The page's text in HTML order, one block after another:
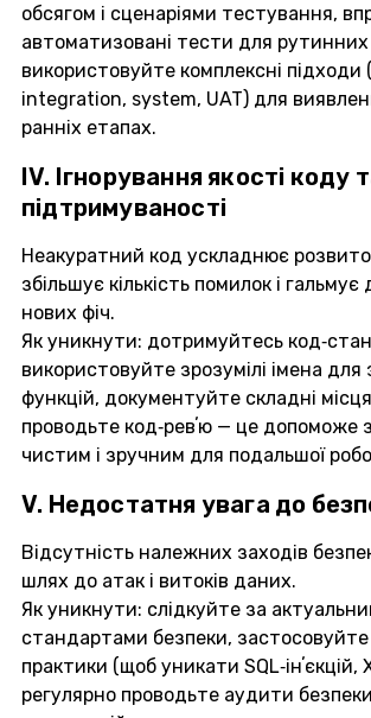
обсягом і сценаріями тестування,
автоматизовані тести для рутинних
використовуйте комплексні підходи
integration, system, UAT) для
ранніх етапах.
IV. Ігнорування якості коду
підтримуваності
Неакуратний код ускладнює
збільшує кількість помилок і
нових фіч.
Як уникнути: дотримуйтесь
використовуйте зрозумілі імена для
функцій, документуйте складні
проводьте код‑ревʼю — це допоможе
чистим і зручним для подальшої
V. Недостатня увага до
Відсутність належних заходів
шлях до атак і витоків даних.
Як уникнути: слідкуйте за
стандартами безпеки,
практики (щоб уникати SQL‑інʼєкцій,
регулярно проводьте аудити безпеки